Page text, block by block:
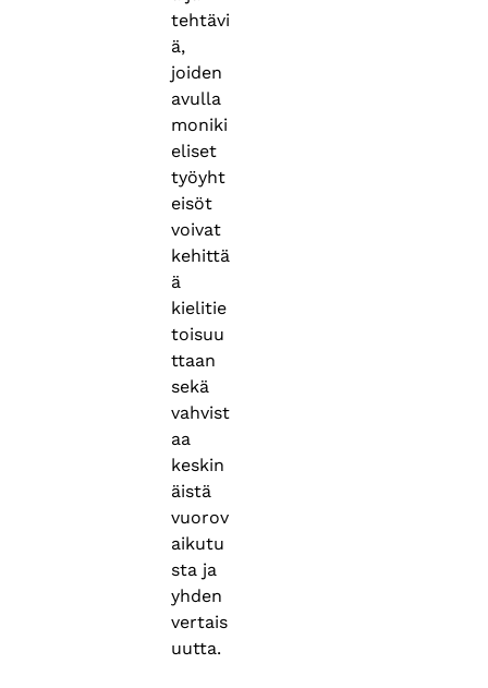
tehtävi
ä,
joiden
avulla
moniki
eliset
työyht
eisöt
voivat
kehittä
ä
kielitie
toisuu
ttaan
sekä
vahvist
aa
keskin
äistä
vuorov
aikutu
sta ja
yhden
vertais
uutta.